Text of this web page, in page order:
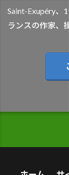
Saint-Exupéry、
ランスの作家、